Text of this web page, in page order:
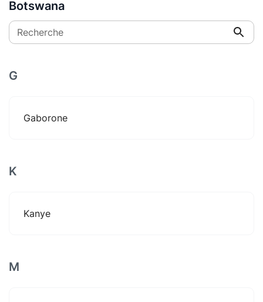
Botswana
Recherche
G
Gaborone
K
Kanye
M